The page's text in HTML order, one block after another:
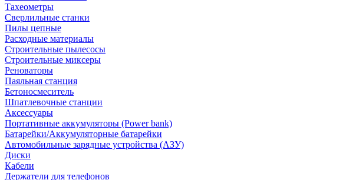
Тахеометры
Сверлильные станки
Пилы цепные
Расходные материалы
Строительные пылесосы
Строительные миксеры
Реноваторы
Паяльная станция
Бетоносмеситель
Шпатлевочные станции
Аксессуары
Портативные аккумуляторы (Power bank)
Батарейки/Аккумуляторные батарейки
Автомобильные зарядные устройства (АЗУ)
Диски
Кабели
Держатели для телефонов